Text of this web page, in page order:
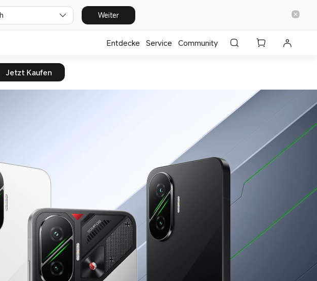
Weiter
Entdecke ⁣Service Community
Jetzt Kaufen